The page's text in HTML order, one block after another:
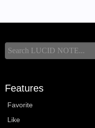
Features
Favorite
Like